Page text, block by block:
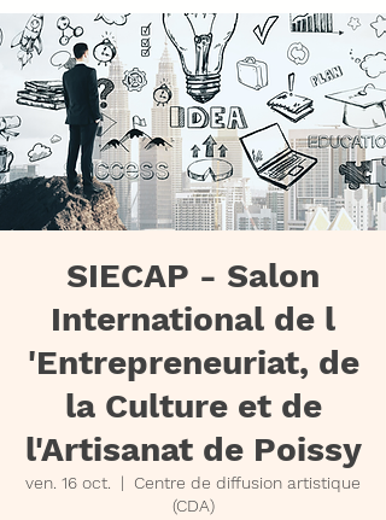
SIECAP - Salon
International de l
'Entrepreneuriat, de
la Culture et de
l'Artisanat de Poissy
ven. 16 oct.
  |
Centre de diffusion artistique
(CDA)